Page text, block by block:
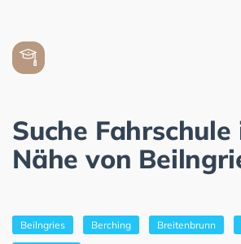
Suche
Nähe von
Beilngries Berching Breitenbrunn